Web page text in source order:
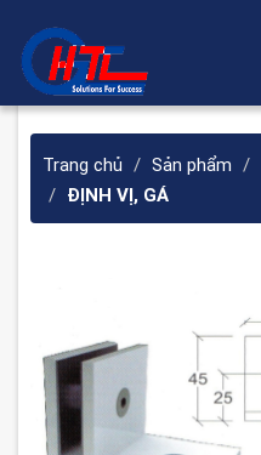
Trang chủ Sản phẩm
ĐỊNH VỊ, GÁ